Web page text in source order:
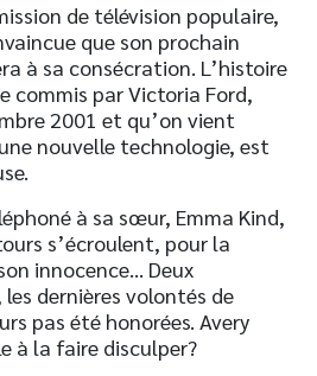
de télévision populaire,
que son prochain
à sa consécration. L’histoire
commis par Victoria Ford,
2001 et qu’on vient
nouvelle technologie, est
à sa sœur, Emma Kind,
s’écroulent, pour la
innocence… Deux
dernières volontés de
pas été honorées. Avery
à la faire disculper?